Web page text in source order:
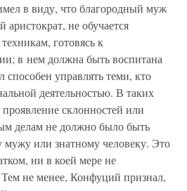
в виду, что благородный муж
не обучается
готовясь к
в нем должна быть воспитана
управлять теми, кто
деятельностью. В таких
склонностей или
делам не должно было быть
или знатному человеку. Это
ни в коей мере не
не менее, Конфуций признал,